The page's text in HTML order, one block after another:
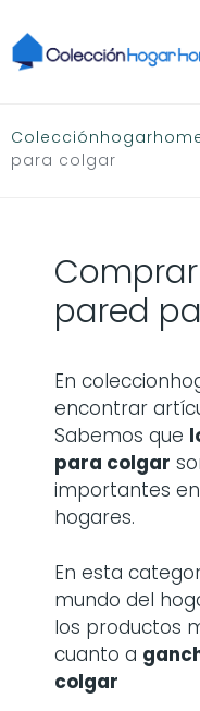
al
contenido
para colgar
pared
En
encontrar
Sabemos que
para colgar
importantes
hogares.
En esta
mundo del
los productos
cuanto a
colgar